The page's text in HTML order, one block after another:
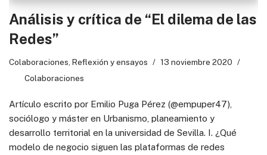
Análisis y crítica de “El dilema de las
Redes”
Colaboraciones Reflexión y ensayos
13 noviembre 2020
Colaboraciones
Artículo escrito por Emilio Puga Pérez (@empuper47),
sociólogo y máster en Urbanismo, planeamiento y
desarrollo territorial en la universidad de Sevilla. I. ¿Qué
modelo de negocio siguen las plataformas de redes